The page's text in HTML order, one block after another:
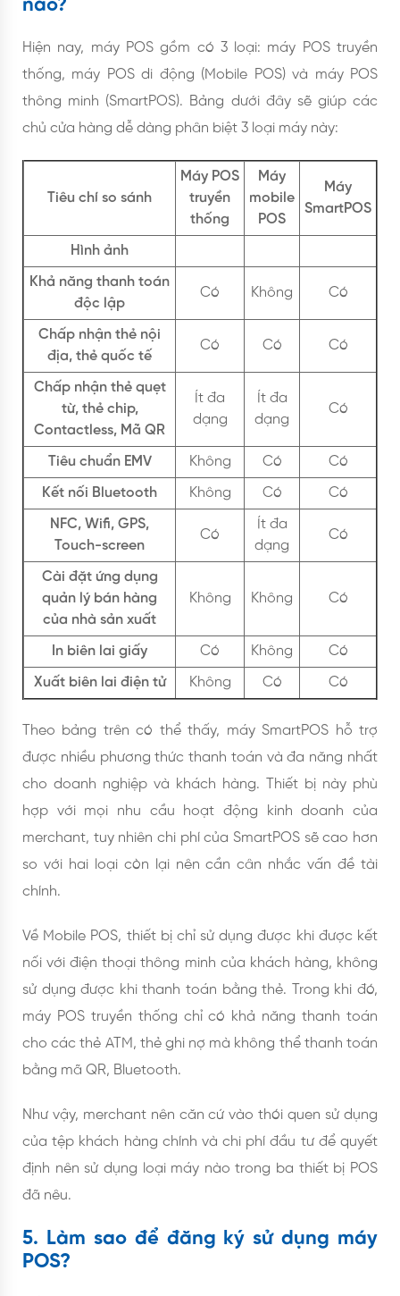
nào?
Hiện nay, máy POS gồm có 3 loại: máy POS truyền
thống, máy POS di động (Mobile POS) và máy POS
thông minh (SmartPOS). Bảng dưới đây sẽ giúp các
chủ cửa hàng dễ dàng phân biệt 3 loại máy này:
Tiêu chí so sánh
Máy POS
truyền
thống
Máy
mobile
POS
Máy
SmartPOS
Hình ảnh
Khả năng thanh toán
độc lập
Có Không Có
Chấp nhận thẻ nội
địa, thẻ quốc tế
Có Có Có
Chấp nhận thẻ quẹt
từ, thẻ chip,
Contactless, Mã QR
Ít đa
dạng
Ít đa
dạng
Có
Tiêu chuẩn EMV Không Có Có
Kết nối Bluetooth Không Có Có
NFC, Wifi, GPS,
Touch-screen
Có
Ít đa
dạng
Có
Cài đặt ứng dụng
quản lý bán hàng
của nhà sản xuất
Không Không Có
In biên lai giấy Có Không Có
Xuất biên lai điện tử Không Có Có
Theo bảng trên có thể thấy, máy SmartPOS hỗ trợ
được nhiều phương thức thanh toán và đa năng nhất
cho doanh nghiệp và khách hàng. Thiết bị này phù
hợp với mọi nhu cầu hoạt động kinh doanh của
merchant, tuy nhiên chi phí của SmartPOS sẽ cao hơn
so với hai loại còn lại nên cần cân nhắc vấn đề tài
chính.
Về Mobile POS, thiết bị chỉ sử dụng được khi được kết
nối với điện thoại thông minh của khách hàng, không
sử dụng được khi thanh toán bằng thẻ. Trong khi đó,
máy POS truyền thống chỉ có khả năng thanh toán
cho các thẻ ATM, thẻ ghi nợ mà không thể thanh toán
bằng mã QR, Bluetooth.
Như vậy, merchant nên căn cứ vào thói quen sử dụng
của tệp khách hàng chính và chi phí đầu tư để quyết
định nên sử dụng loại máy nào trong ba thiết bị POS
đã nêu.
5. Làm sao để đăng ký sử dụng máy
POS?